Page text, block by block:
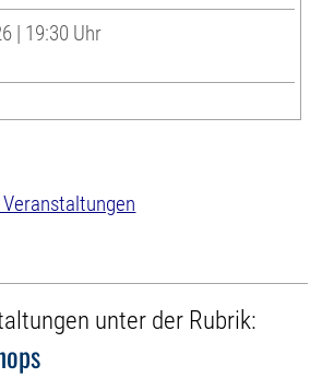
| 19:30 Uhr
unter der Rubrik: